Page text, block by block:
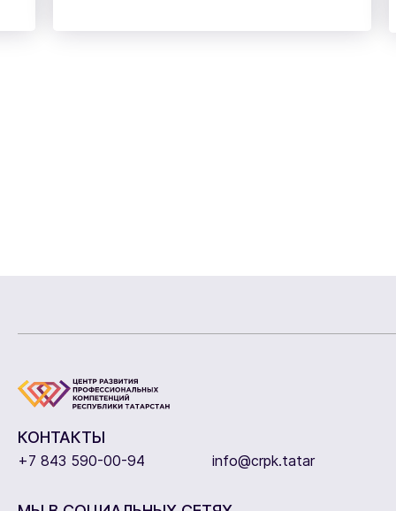
КОНТАКТЫ
+7 843 590-00-94 info@crpk.tatar